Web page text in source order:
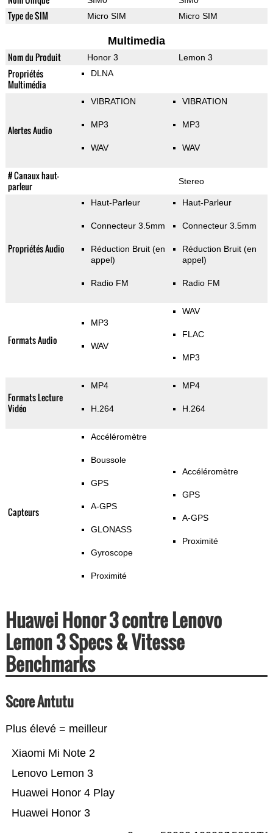
Type de SIM Micro SIM Micro SIM
Multimedia
Nom du Produit Honor 3 Lemon 3
Propriétés
Multimédia
DLNA
Alertes Audio
VIBRATION
MP3
WAV
VIBRATION
MP3
WAV
# Canaux haut-
parleur
Stereo
Propriétés Audio
Haut-Parleur
Connecteur 3.5mm
Réduction Bruit (en
appel)
Radio FM
Haut-Parleur
Connecteur 3.5mm
Réduction Bruit (en
appel)
Radio FM
Formats Audio
MP3
WAV
WAV
FLAC
MP3
Formats Lecture
Vidéo
MP4
H.264
MP4
H.264
Capteurs
Accéléromètre
Boussole
GPS
A-GPS
GLONASS
Gyroscope
Proximité
Accéléromètre
GPS
A-GPS
Proximité
Huawei Honor 3 contre Lenovo
Lemon 3 Specs & Vitesse
Benchmarks
Score Antutu
Plus élevé = meilleur
Huawei Honor 3
Huawei Honor 4 Play
Lenovo Lemon 3
Xiaomi Mi Note 2